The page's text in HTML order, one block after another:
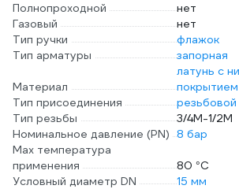
Полнопроходной
нет
Газовый
нет
Тип ручки
флажок
Тип арматуры
запорная
Материал
латунь с
покрытием
Тип присоединения
резьбовой
Тип резьбы
3/4M-1/2M
Номинальное давление (PN) 8 бар
Max температура
применения
80 °С
Условный диаметр DN
15 мм